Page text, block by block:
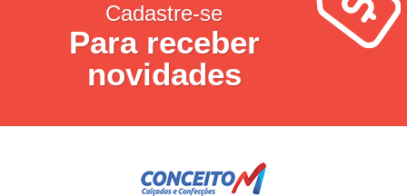
Cadastre-se
Para receber
novidades